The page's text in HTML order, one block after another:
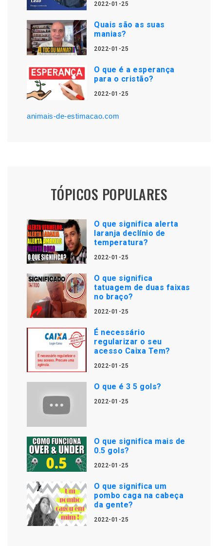
2022-01-25
Quais são as suas
manias?
2022-01-25
O que é a esperança
para o cristão?
2022-01-25
animais-de-estimacao.com
TÓPICOS POPULARES
O que significa alerta
laranja declínio de
temperatura?
2022-01-25
O que significa
tatuagem de duas faixas
no braço?
2022-01-25
É necessário
regularizar o seu
acesso Caixa Tem?
2022-01-25
O que é 3 5 gols?
2022-01-25
O que significa mais de
0.5 gols?
2022-01-25
O que significa um
pombo caga na cabeça
da gente?
2022-01-25